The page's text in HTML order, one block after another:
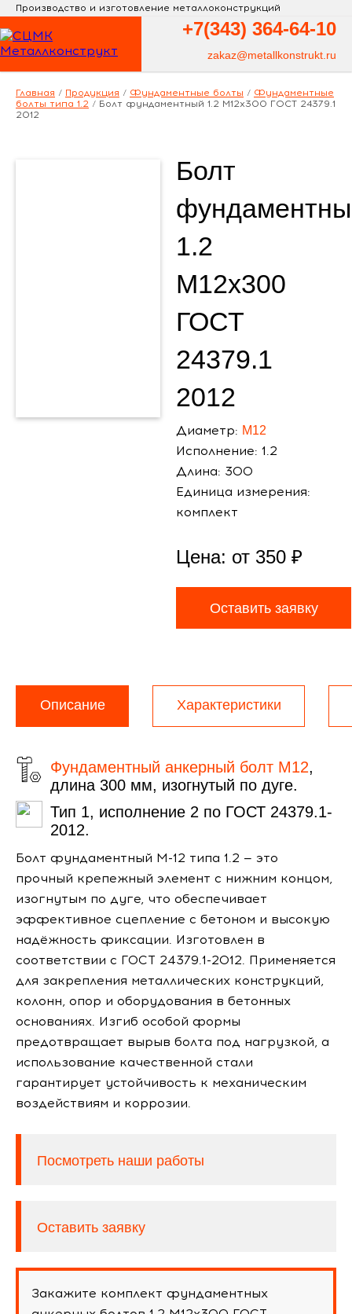
Производство и изготовление металлоконструкций
+7(343) 364-64-10
zakaz@metallkonstrukt.ru
Главная / Продукция / Фундаментные болты / Фундаментные
болты типа 1.2 / Болт фундаментный 1.2 М12х300 ГОСТ 24379.1
2012
Болт
1.2
М12х300
ГОСТ
24379.1
2012
Диаметр: М12
Исполнение: 1.2
Длина: 300
Единица измерения:
комплект
Цена: от 350 ₽
Оставить заявку
Описание Характеристики
Фундаментный анкерный болт М12,
длина 300 мм, изогнутый по дуге.
Тип 1, исполнение 2 по ГОСТ 24379.1-
2012.
Болт фундаментный М-12 типа 1.2 — это
прочный крепежный элемент с нижним концом,
изогнутым по дуге, что обеспечивает
эффективное сцепление с бетоном и высокую
надёжность фиксации. Изготовлен в
соответствии с ГОСТ 24379.1-2012. Применяется
для закрепления металлических конструкций,
колонн, опор и оборудования в бетонных
основаниях. Изгиб особой формы
предотвращает вырыв болта под нагрузкой, а
использование качественной стали
гарантирует устойчивость к механическим
воздействиям и коррозии.
Посмотреть наши работы
Оставить заявку
Закажите комплект фундаментных